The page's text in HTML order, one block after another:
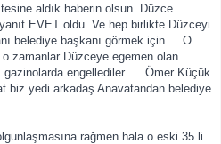
aldık haberin olsun. Düzce
EVET oldu. Ve hep birlikte Düzceyi
belediye başkanı görmek için.....O
zamanlar Düzceye egemen olan
gazinolarda engellediler......Ömer Küçük
biz yedi arkadaş Anavatandan belediye
rağmen hala o eski 35 li